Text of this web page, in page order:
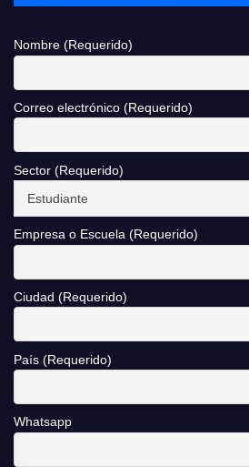
Nombre (Requerido)
Correo electrónico (Requerido)
Sector (Requerido)
Empresa o Escuela (Requerido)
Ciudad (Requerido)
País (Requerido)
Whatsapp